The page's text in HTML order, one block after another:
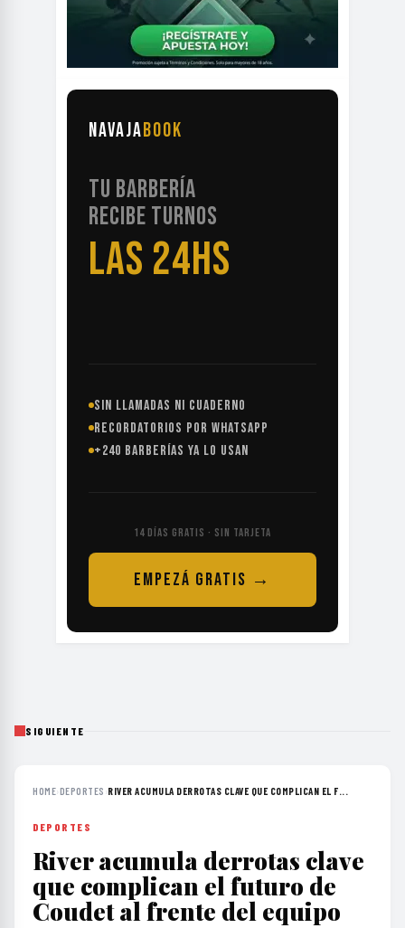
NAVAJABOOK
TU BARBERÍA
RECIBE TURNOS
LAS 24HS
SIN LLAMADAS NI CUADERNO
RECORDATORIOS POR WHATSAPP
+240 BARBERÍAS YA LO USAN
14 DÍAS GRATIS · SIN TARJETA
EMPEZÁ GRATIS →
SIGUIENTE
HOME›DEPORTES ›RIVER ACUMULA DERROTAS CLAVE QUE COMPLICAN EL F...
DEPORTES
River acumula derrotas clave
que complican el futuro de
Coudet al frente del equipo